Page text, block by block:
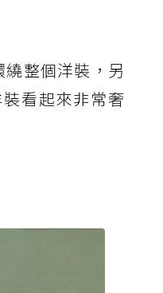
整個洋裝，另
看起來非常奢